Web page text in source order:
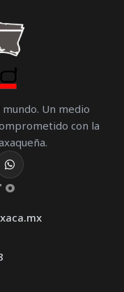
Un medio
con la